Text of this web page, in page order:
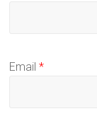
Email*